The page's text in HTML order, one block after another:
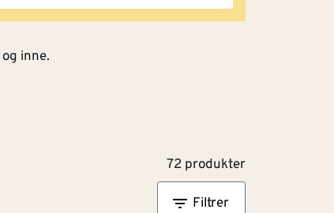
inne.
72 produkter
Filtrer